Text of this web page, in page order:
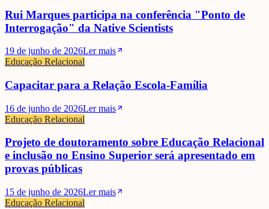
Rui Marques participa na conferência "Ponto de
Interrogação" da Native Scientists
19 de junho de 2026Ler mais
Educação Relacional
Capacitar para a Relação Escola-Família
16 de junho de 2026Ler mais
Educação Relacional
Projeto de doutoramento sobre Educação Relacional
e inclusão no Ensino Superior será apresentado em
provas públicas
15 de junho de 2026Ler mais
Educação Relacional